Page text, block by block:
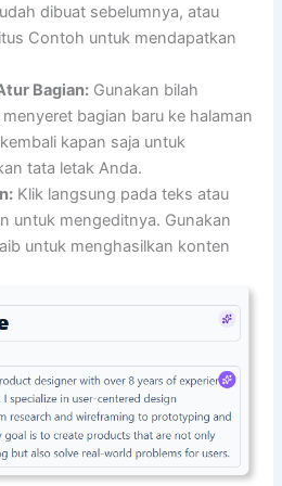
dibuat sebelumnya, atau
Contoh untuk mendapatkan
Bagian: Gunakan bilah
bagian baru ke halaman
kapan saja untuk
tata letak Anda.
Klik langsung pada teks atau
untuk mengeditnya. Gunakan
untuk menghasilkan konten